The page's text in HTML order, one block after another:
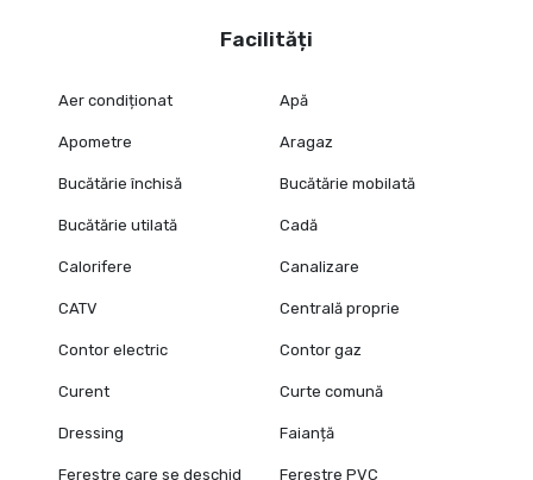
Facilități
Aer condiționat Apă
Apometre Aragaz
Bucătărie închisă Bucătărie mobilată
Bucătărie utilată Cadă
Calorifere Canalizare
CATV Centrală proprie
Contor electric Contor gaz
Curent Curte comună
Dressing Faianță
Ferestre care se deschid Ferestre PVC